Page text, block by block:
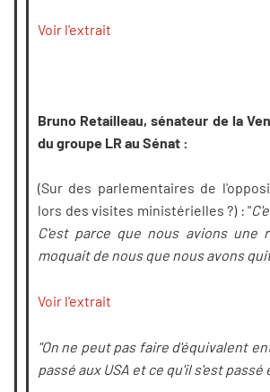
Voir l'extrait
Bruno Retailleau, sénateur de la
du groupe LR au Sénat :
(Sur des parlementaires de
lors des visites ministérielles ?) : "
C'est parce que nous avions une
moquait de nous que nous avons
Voir l'extrait
"On ne peut pas faire d'équivalent
passé aux USA et ce qu'il s'est passé